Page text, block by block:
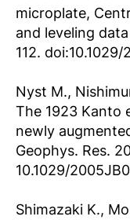
microplate,
and leveling
112.
Nyst M.,
The 1923 Kanto
newly
Geophys. Res.
10.1029/
Shimazaki K.,